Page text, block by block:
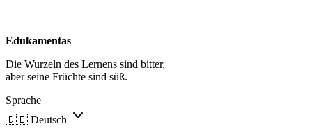
Edukamentas
Die Wurzeln des Lernens sind bitter,
aber seine Früchte sind süß.
Sprache
🇩🇪 Deutsch